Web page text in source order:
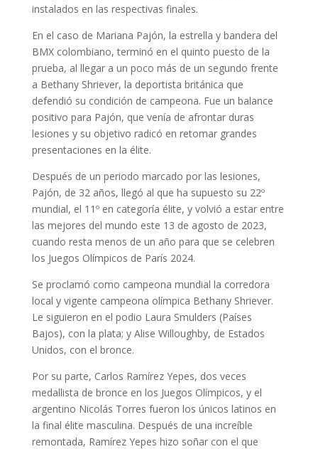
instalados en las respectivas finales.
En el caso de Mariana Pajón, la estrella y bandera del
BMX colombiano, terminó en el quinto puesto de la
prueba, al llegar a un poco más de un segundo frente
a Bethany Shriever, la deportista británica que
defendió su condición de campeona. Fue un balance
positivo para Pajón, que venía de afrontar duras
lesiones y su objetivo radicó en retomar grandes
presentaciones en la élite.
Después de un periodo marcado por las lesiones,
Pajón, de 32 años, llegó al que ha supuesto su 22º
mundial, el 11º en categoría élite, y volvió a estar entre
las mejores del mundo este 13 de agosto de 2023,
cuando resta menos de un año para que se celebren
los Juegos Olímpicos de París 2024.
Se proclamó como campeona mundial la corredora
local y vigente campeona olímpica Bethany Shriever.
Le siguieron en el podio Laura Smulders (Países
Bajos), con la plata; y Alise Willoughby, de Estados
Unidos, con el bronce.
Por su parte, Carlos Ramírez Yepes, dos veces
medallista de bronce en los Juegos Olímpicos, y el
argentino Nicolás Torres fueron los únicos latinos en
la final élite masculina. Después de una increíble
remontada, Ramírez Yepes hizo soñar con el que